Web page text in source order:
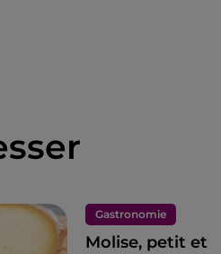
Gastronomie
Molise, petit et